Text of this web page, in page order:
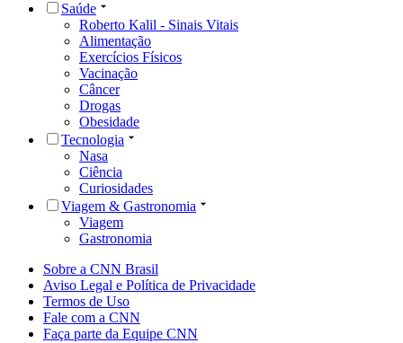
Saúde
Roberto Kalil - Sinais Vitais
Alimentação
Exercícios Físicos
Vacinação
Câncer
Drogas
Obesidade
Tecnologia
Nasa
Ciência
Curiosidades
Viagem & Gastronomia
Viagem
Gastronomia
Sobre a CNN Brasil
Aviso Legal e Política de Privacidade
Termos de Uso
Fale com a CNN
Faça parte da Equipe CNN